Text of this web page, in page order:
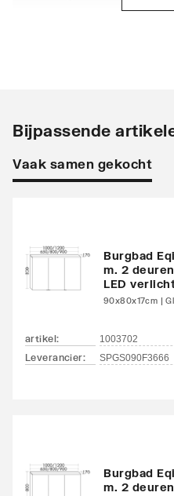
Aantal
wastafelonderkasten
Aantal deuren (totaal)
Met handdoekhouder
Aantal gebruiksplaatsen
Uitvoering waskom(men)
Uitvoering handgrepen
Bijpassende
Vaak samen gekocht
Burgbad
m. 2
LED
90x80x17cm |
artikel: 1003702
Leverancier: SPGS090F3666
Burgbad
m. 2